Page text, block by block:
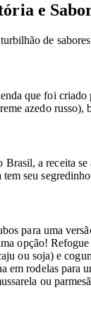
e
de
que foi
azedo russo),
a receita
seu
para uma
opção!
ou soja) e
em rodelas para
ou